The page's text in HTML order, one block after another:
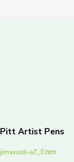
Pitt Artist Pens
a7_0.htm